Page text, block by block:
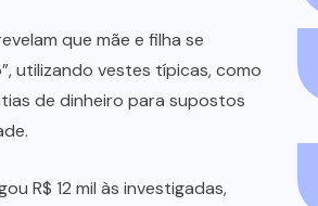
que mãe e filha se
utilizando vestes típicas, como
de dinheiro para supostos
R$ 12 mil às investigadas,